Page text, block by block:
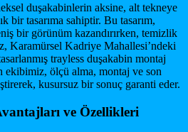
duşakabinlerin aksine, alt tekneye
bir tasarıma sahiptir. Bu tasarım,
bir görünüm kazandırırken, temizlik
Karamürsel Kadriye Mahallesi’ndeki
trayless duşakabin montaj
ekibimiz, ölçü alma, montaj ve son
kusursuz bir sonuç garanti eder.
ve Özellikleri